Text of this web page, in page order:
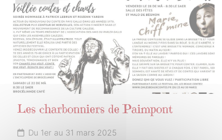
Les charbonniers de Paimpont
Du 1er au 31 mars 2025